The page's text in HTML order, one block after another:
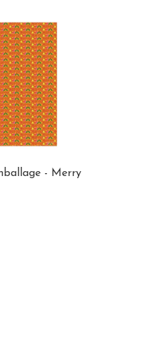
- Merry